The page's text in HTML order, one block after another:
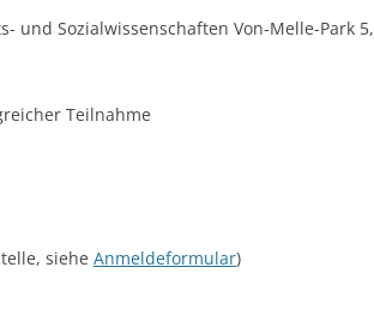
und Sozialwissenschaften Von-Melle-Park 5,
Teilnahme
siehe Anmeldeformular)